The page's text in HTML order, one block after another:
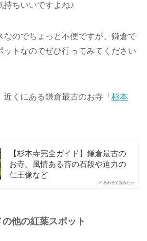
持ちいいですよね♪
なのでちょっと不便ですが、鎌倉で
ットなのでぜひ行ってみてください
くにある鎌倉最古のお寺「 杉本
あわせて読みたい
【杉本寺完全ガイド】鎌倉最古の
お寺。風情ある苔の石段や迫力の
仁王像など
他の紅葉スポット